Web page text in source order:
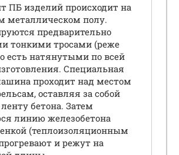
ПБ изделий происходит на
металлическом полу.
предварительно
тонкими тросами (реже
есть натянутыми по всей
Специальная
проходит над местом
оставляя за собой
бетона. Затем
линию железобетона
(теплоизоляционным
и режут на